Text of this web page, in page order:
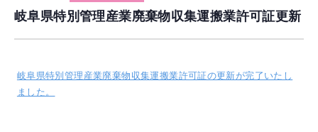
岐阜県特別管理産業廃棄物収集運搬業許可証更新
岐阜県特別管理産業廃棄物収集運搬業許可証の更新が完了いたし
ました。